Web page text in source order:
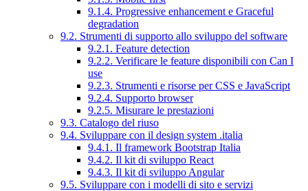
9.1.4. Progressive enhancement e Graceful
degradation
9.2. Strumenti di supporto allo sviluppo del software
9.2.1. Feature detection
9.2.2. Verificare le feature disponibili con Can I
use
9.2.3. Strumenti e risorse per CSS e JavaScript
9.2.4. Supporto browser
9.2.5. Misurare le prestazioni
9.3. Catalogo del riuso
9.4. Sviluppare con il design system .italia
9.4.1. Il framework Bootstrap Italia
9.4.2. Il kit di sviluppo React
9.4.3. Il kit di sviluppo Angular
9.5. Sviluppare con i modelli di sito e servizi